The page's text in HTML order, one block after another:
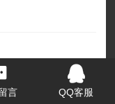
条件？怎样才能
言 QQ客服